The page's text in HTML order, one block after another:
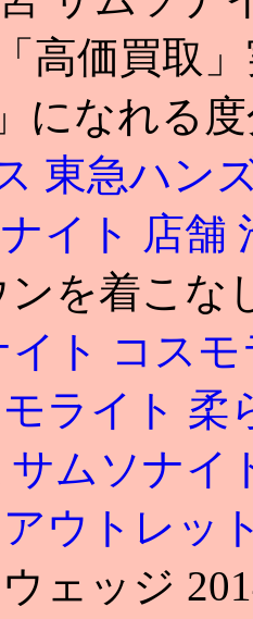
高価買取
になれる
東急ハン
イト 店舗
ンを着こな
イト コス
ライト 柔
サムソナイ
アウトレッ
ェッジ